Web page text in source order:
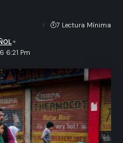
6:21 Pm
7 Lectura Mínima